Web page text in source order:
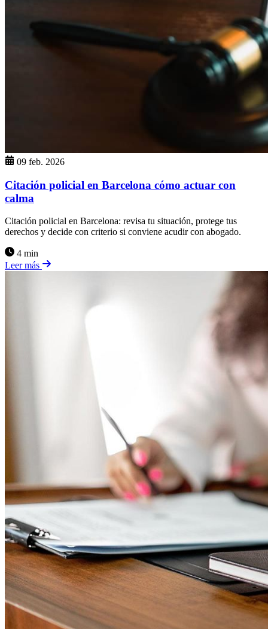
09 feb. 2026
Citación policial en Barcelona cómo actuar con
calma
Citación policial en Barcelona: revisa tu situación, protege tus
derechos y decide con criterio si conviene acudir con abogado.
4 min
Leer más